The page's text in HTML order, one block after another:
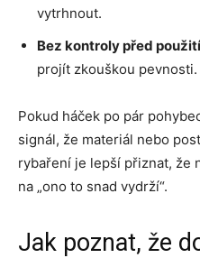
vytrhnout.
Bez kontroly před
projít zkouškou pevnosti.
Pokud háček po pár
signál, že materiál nebo
rybaření je lepší přiznat, že
na „ono to snad vydrží“.
Jak poznat, že